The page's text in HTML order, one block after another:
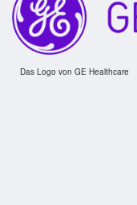
Das Logo von GE Healthcare